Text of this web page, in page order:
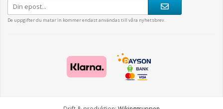
De uppgifter du matar in kommer endast användas till våra nyhetsbrev.